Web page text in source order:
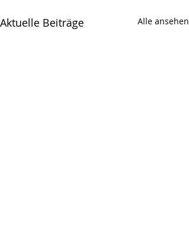
Aktuelle Beiträge Alle ansehen